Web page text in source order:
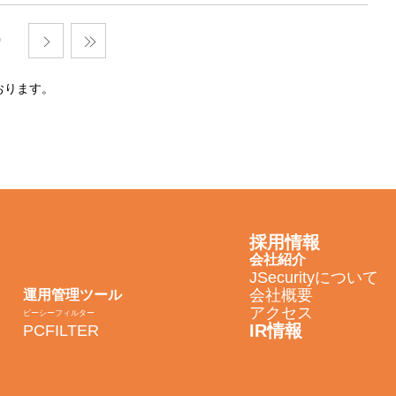
ます。
運用管理ツール
ピーシーフィルター
PCFILTER
採用情報
会社紹介
JSecurityについて
会社概要
アクセス
IR情報